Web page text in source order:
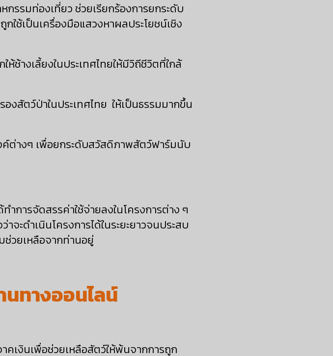
รรมท่องเที่ยว ช่วยเรียกร้องการยกระดับ
ใช้เป็นเครื่องมือแสวงหาผลประโยชน์เชิง
างเลี้ยงในประเทศไทยให้มีวิถีชีวิตที่ใกล้
สัตว์ป่าในประเทศไทย ให้เป็นธรรมมากขึ้น
ต่างๆ เพื่อยกระดับสวัสดิภาพสัตว์ฟาร์มนับ
การจัดสรรค่าใช้จ่ายลงในโครงการต่าง ๆ
จะดำเนินโครงการได้ในระยะยาวจนประสบ
ช่วยเหลือจากท่านอยู่
นทางออนไลน์
คเงินเพื่อช่วยเหลือสัตว์ให้พ้นจากการถูก